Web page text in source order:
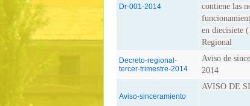
Dr-001-2014
contiene las
en diecisiete
Regional
Decreto-regional-
tercer-trimestre-2014
Aviso de
2014
Aviso-sinceramiento
AVISO DE